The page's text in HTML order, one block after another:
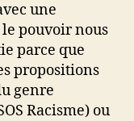
une
pouvoir nous
parce que
propositions
genre
Racisme) ou